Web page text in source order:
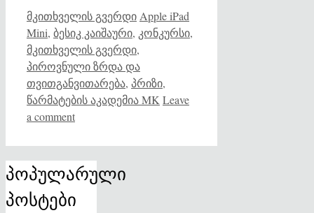
Categories
მკითხველის გვერდი Tags
Apple iPad
Mini, ბესიკ კაიშაური, კონკურსი,
მკითხველის გვერდი,
პიროვნული ზრდა და
თვითგანვითარება, პრიზი,
წარმატების აკადემია MK Leave
a comment
პოპულარული
პოსტები